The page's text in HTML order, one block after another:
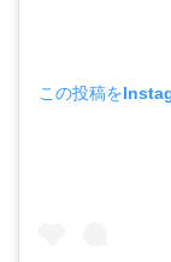
この投稿を